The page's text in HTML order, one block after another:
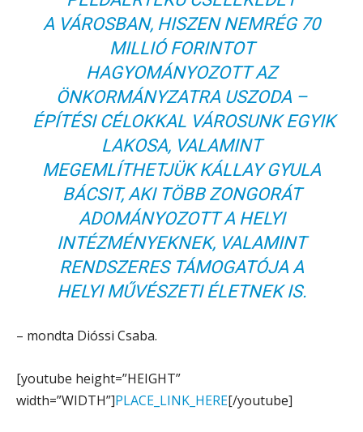
A VÁROSBAN, HISZEN NEMRÉG 70
MILLIÓ FORINTOT
HAGYOMÁNYOZOTT AZ
ÖNKORMÁNYZATRA USZODA –
ÉPÍTÉSI CÉLOKKAL VÁROSUNK EGYIK
LAKOSA, VALAMINT
MEGEMLÍTHETJÜK KÁLLAY GYULA
BÁCSIT, AKI TÖBB ZONGORÁT
ADOMÁNYOZOTT A HELYI
INTÉZMÉNYEKNEK, VALAMINT
RENDSZERES TÁMOGATÓJA A
HELYI MŰVÉSZETI ÉLETNEK IS.
– mondta Dióssi Csaba.
[youtube height=”HEIGHT”
width=”WIDTH”]PLACE_LINK_HERE[/youtube]